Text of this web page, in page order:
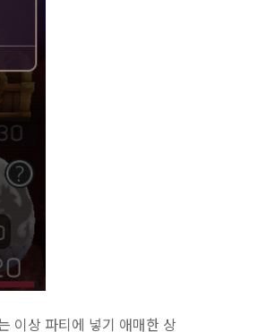
이상 파티에 넣기 애매한 상